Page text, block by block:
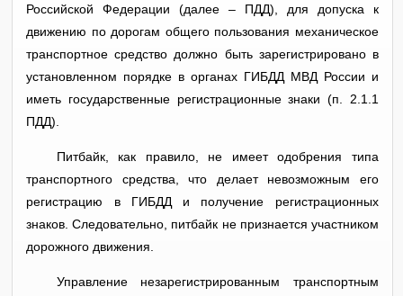
Российской Федерации (далее – ПДД), для допуска к
движению по дорогам общего пользования механическое
транспортное средство должно быть зарегистрировано в
установленном порядке в органах ГИБДД МВД России и
иметь государственные регистрационные знаки (п. 2.1.1
ПДД).
Питбайк, как правило, не имеет одобрения типа
транспортного средства, что делает невозможным его
регистрацию в ГИБДД и получение регистрационных
знаков. Следовательно, питбайк не признается участником
дорожного движения.
Управление незарегистрированным транспортным